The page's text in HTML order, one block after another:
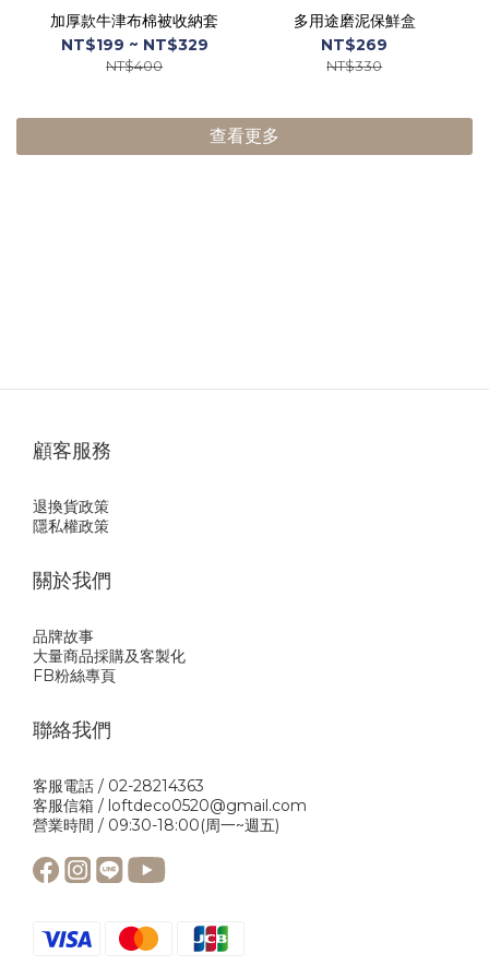
加厚款牛津布棉被收納套
NT$199 ~ NT$329
NT$400
多用途磨泥保鮮盒
NT$269
NT$330
查看更多
顧客服務
退換貨政策
隱私權政策
關於我們
品牌故事
大量商品採購及客製化
FB粉絲專頁
聯絡我們
客服電話 / 02-28214363
客服信箱 / loftdeco0520@gmail.com
營業時間 / 09:30-18:00(周一~週五)